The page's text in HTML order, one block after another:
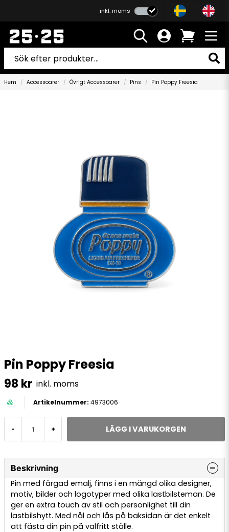
inkl. moms
Hem Accessoarer Övrigt Accessoarer Pins Pin Poppy Freesia
Pin Poppy Freesia
98 kr inkl. moms
4973006
- + LÄGG I VARUKORGEN
Beskrivning
Pin med färgad emalj, finns i en mängd olika designer,
motiv, bilder och logotyper med olika lastbilsteman. De
ger en extra touch av stil och personlighet till din
lastbilshytt. Med nål och lås på baksidan är det enkelt
att fästa din pin på valfritt ställe.